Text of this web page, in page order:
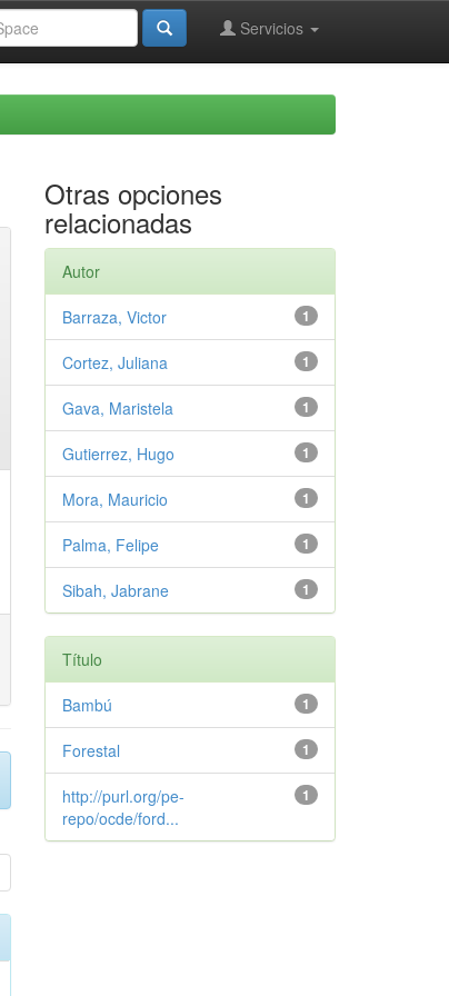
Servicios
Otras opciones
relacionadas
Autor
1
Barraza, Victor
1
Cortez, Juliana
1
Gava, Maristela
1
Gutierrez, Hugo
1
Mora, Mauricio
1
Palma, Felipe
1
Sibah, Jabrane
Título
1
Bambú
1
Forestal
1
http://purl.org/pe-
repo/ocde/ford...